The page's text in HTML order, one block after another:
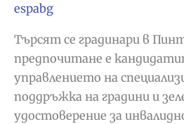
espabg
Търсят се градинари в
предпочитане е
управлението на
поддръжка на градини и
удостоверение за